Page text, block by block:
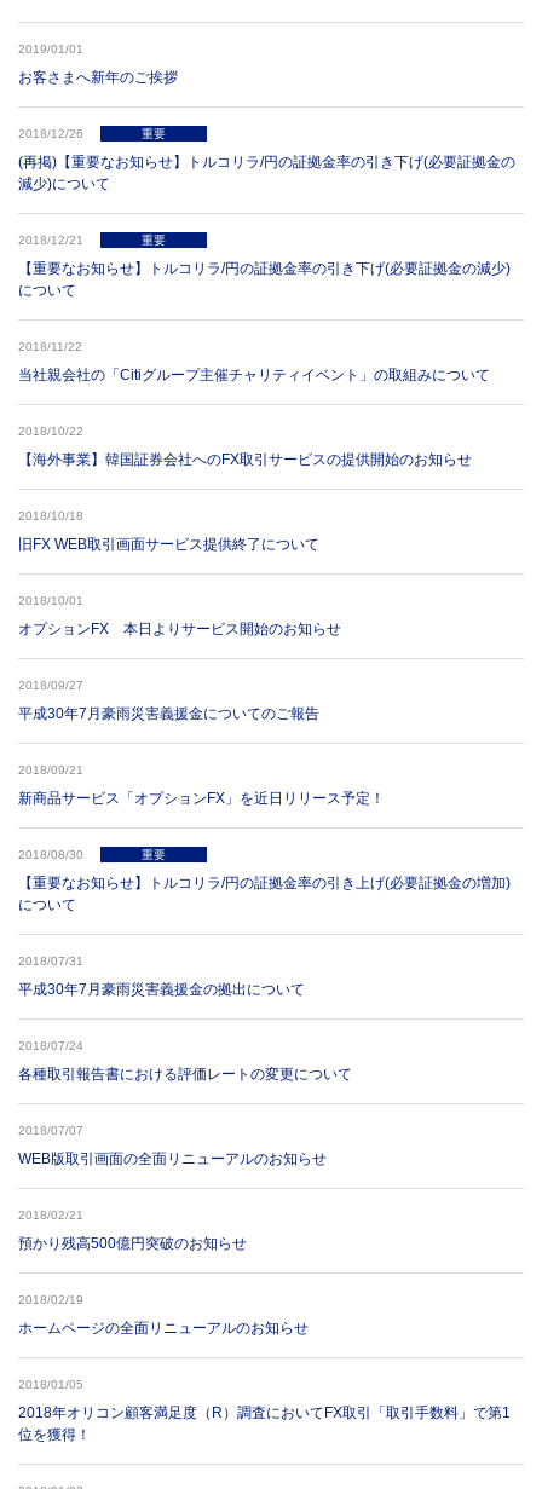
2019/01/01
お客さまへ新年のご挨拶
2018/12/26 重要
(再掲)【重要なお知らせ】トルコリラ/円の証拠金率の引き下げ(必要証拠金の
減少)について
2018/12/21 重要
【重要なお知らせ】トルコリラ/円の証拠金率の引き下げ(必要証拠金の減少)
について
2018/11/22
当社親会社の「Citiグループ主催チャリティイベント」の取組みについて
2018/10/22
【海外事業】韓国証券会社へのFX取引サービスの提供開始のお知らせ
2018/10/18
旧FX WEB取引画面サービス提供終了について
2018/10/01
オプションFX 本日よりサービス開始のお知らせ
2018/09/27
平成30年7月豪雨災害義援金についてのご報告
2018/09/21
新商品サービス「オプションFX」を近日リリース予定！
2018/08/30 重要
【重要なお知らせ】トルコリラ/円の証拠金率の引き上げ(必要証拠金の増加)
について
2018/07/31
平成30年7月豪雨災害義援金の拠出について
2018/07/24
各種取引報告書における評価レートの変更について
2018/07/07
WEB版取引画面の全面リニューアルのお知らせ
2018/02/21
預かり残高500億円突破のお知らせ
2018/02/19
ホームページの全面リニューアルのお知らせ
2018/01/05
2018年オリコン顧客満足度（R）調査においてFX取引「取引手数料」で第1
位を獲得！